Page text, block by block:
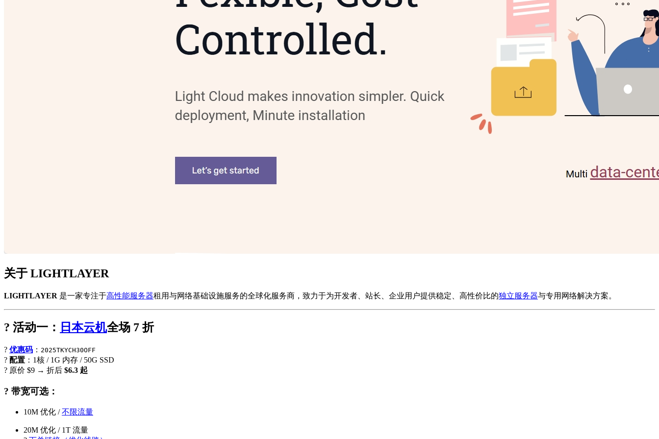
关于 LIGHTLAYER
LIGHTLAYER 是一家专注于高性能服务器租用与网络基础设施服务的全球化服务商，致力于为开发者、站长、企业用户提供稳定、高性价比的独立服务器与专用网络解决方案。
? 活动一： 日本云机全场 7 折
? 优惠码 ： 2025TKYCH30OFF
? 配置 ：1核 / 1G 内存 / 50G SSD
? 原价 $9 → 折后 $6.3 起
? 带宽可选：
10M 优化 /不限流量
20M 优化 / 1T 流量